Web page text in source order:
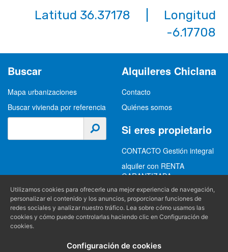
Latitud 36.37178 | Longitud
-6.17708
Buscar
Mapa urbanizaciones
Buscar vivienda por referencia
Alquileres Chiclana
Contacto
Quiénes somos
Si eres propietario
CONTACTO Gestión integral
alquiler con RENTA
GARANTIZADA
GESTION INTEGRAL
ALQUILER
Información
Política de privacidad
info@alquilereschiclana.com
Utilizamos cookies para ofrecerle una mejor experiencia de navegación,
personalizar el contenido y los anuncios, proporcionar funciones de
redes sociales y analizar nuestro tráfico. Lea sobre cómo usamos las
cookies y cómo puede controlarlas haciendo clic en Configuración de
cookies.
Configuración de cookies